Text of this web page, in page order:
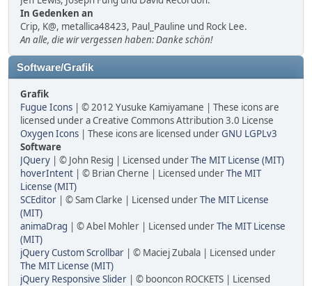
In Gedenken an
Crip, K@, metallica48423, Paul_Pauline und Rock Lee.
An alle, die wir vergessen haben: Danke schön!
Software/Grafik
Grafik
Fugue Icons | © 2012 Yusuke Kamiyamane | These icons are
licensed under a Creative Commons Attribution 3.0 License
Oxygen Icons | These icons are licensed underGNU LGPLv3
Software
JQuery | © John Resig | Licensed underThe MIT License (MIT)
hoverIntent | © Brian Cherne | Licensed underThe MIT
License (MIT)
SCEditor | © Sam Clarke | Licensed underThe MIT License
(MIT)
animaDrag | © Abel Mohler | Licensed underThe MIT License
(MIT)
jQuery Custom Scrollbar | © Maciej Zubala | Licensed under
The MIT License (MIT)
jQuery Responsive Slider | © booncon ROCKETS | Licensed